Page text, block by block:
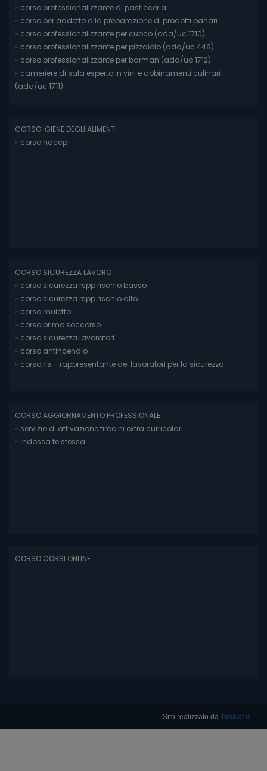
» corso professionalizzante di pasticceria
» corso per addetto alla preparazione di prodotti panari
» corso professionalizzante per cuoco (ada/uc 1710)
» corso professionalizzante per pizzaiolo (ada/uc 448)
» corso professionalizzante per barman (ada/uc 1712)
» cameriere di sala esperto in vini e abbinamenti culinari
(ada/uc 1711)
CORSO IGIENE DEGLI ALIMENTI
» corso haccp
CORSO SICUREZZA LAVORO
» corso sicurezza rspp rischio basso
» corso sicurezza rspp rischio alto
» corso muletto
» corso primo soccorso
» corso sicurezza lavoratori
» corso antincendio
» corso rls – rappresentante dei lavoratori per la sicurezza
CORSO AGGIORNAMENTO PROFESSIONALE
» servizio di attivazione tirocini extra curricolari
» indossa te stessa
CORSO CORSI ONLINE
Sito realizzato da TosNet.it